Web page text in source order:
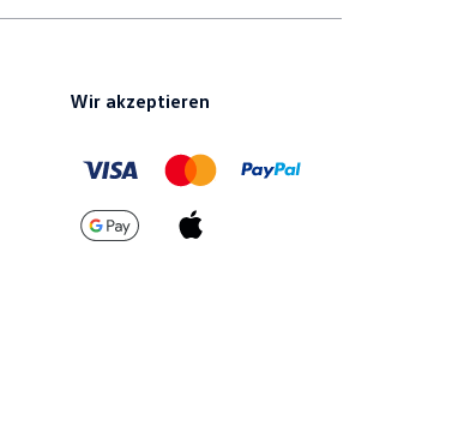
Wir akzeptieren